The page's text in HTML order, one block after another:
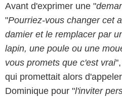
Avant d'exprimer une "
"Pourriez-vous changer cet
damier et le remplacer par
lapin, une poule ou une
vous promets que c'est vrai
qui promettait alors
Dominique pour "l'inviter
Capture d'écran